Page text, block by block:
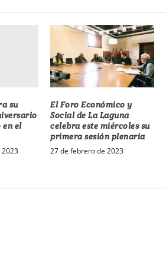
su
en el
2023
El Foro Económico y
Social de La Laguna
celebra este miércoles su
primera sesión plenaria
27 de febrero de 2023